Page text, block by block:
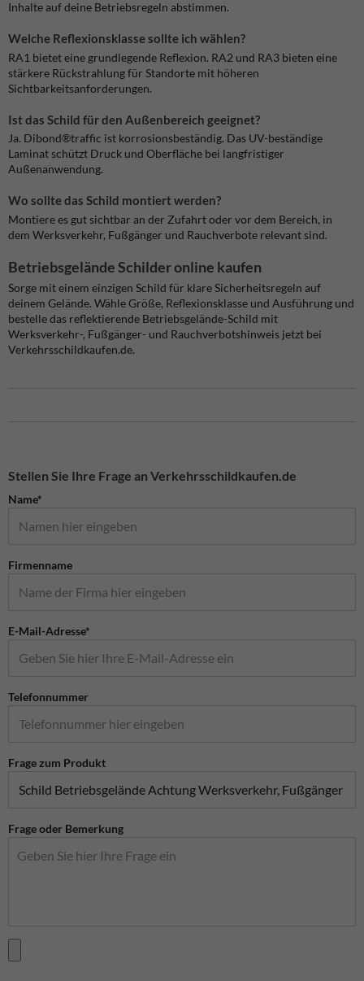
Inhalte auf deine Betriebsregeln abstimmen.
Welche Reflexionsklasse sollte ich wählen?
RA1 bietet eine grundlegende Reflexion. RA2 und RA3 bieten eine
stärkere Rückstrahlung für Standorte mit höheren
Sichtbarkeitsanforderungen.
Ist das Schild für den Außenbereich geeignet?
Ja. Dibond®traffic ist korrosionsbeständig. Das UV-beständige
Laminat schützt Druck und Oberfläche bei langfristiger
Außenanwendung.
Wo sollte das Schild montiert werden?
Montiere es gut sichtbar an der Zufahrt oder vor dem Bereich, in
dem Werksverkehr, Fußgänger und Rauchverbote relevant sind.
Betriebsgelände Schilder online kaufen
Sorge mit einem einzigen Schild für klare Sicherheitsregeln auf
deinem Gelände. Wähle Größe, Reflexionsklasse und Ausführung und
bestelle das reflektierende Betriebsgelände-Schild mit
Werksverkehr-, Fußgänger- und Rauchverbotshinweis jetzt bei
Verkehrsschildkaufen.de.
Stellen Sie Ihre Frage an Verkehrsschildkaufen.de
Name*
Firmenname
E-Mail-Adresse*
Telefonnummer
Frage zum Produkt
Frage oder Bemerkung